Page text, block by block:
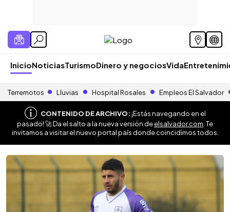
InicioNoticiasTurismoDinero y negociosVida
Terremotos Lluvias Hospital Rosales Empleos El Salvador
CONTENIDO DE ARCHIVO:¡Estás navegando en el
pasado! 🚀 Da el salto a la nueva versión deelsalvador.com . Te
invitamos a visitar el nuevo portal país donde coincidimos todos.